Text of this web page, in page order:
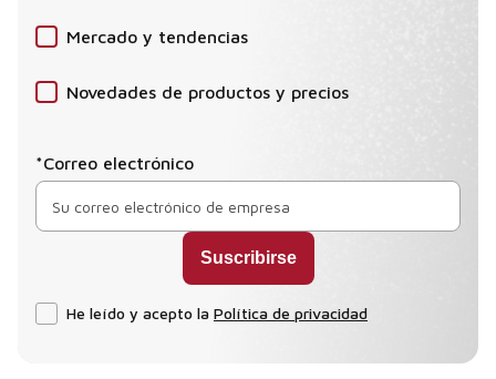
Mercado y tendencias
Novedades de productos y precios
*Correo electrónico
He leído y acepto la Política de privacidad